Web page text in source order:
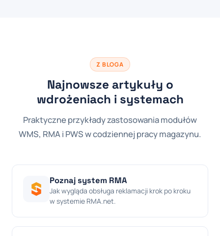
Z BLOGA
Najnowsze artykuły o
wdrożeniach i systemach
Praktyczne przykłady zastosowania modułów
WMS, RMA i PWS w codziennej pracy magazynu.
Poznaj system RMA
Jak wygląda obsługa reklamacji krok po kroku
w systemie RMA.net.